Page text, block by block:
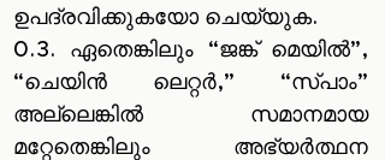
ഉപദ്രവിക്കുകയോ ചെയ്യുക.
0.3. ഏതെങ്കിലും “ജങ്ക് മെയിൽ”,
“ചെയിൻ ലെറ്റർ,” “സ്പാം”
അല്ലെങ്കിൽ സമാനമായ
മറ്റേതെങ്കിലും അഭ്യർത്ഥന